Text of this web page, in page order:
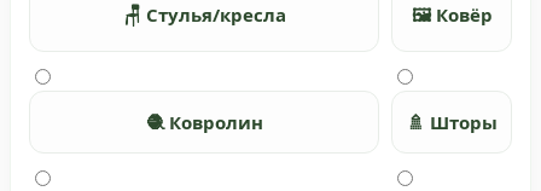
🪑 Стулья/кресла 🖼️ Ковёр
🧶 Ковролин 🚿 Шторы